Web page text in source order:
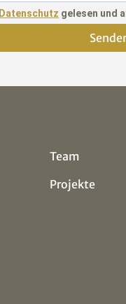
Datenschutz gelesen und
Team
Projekte